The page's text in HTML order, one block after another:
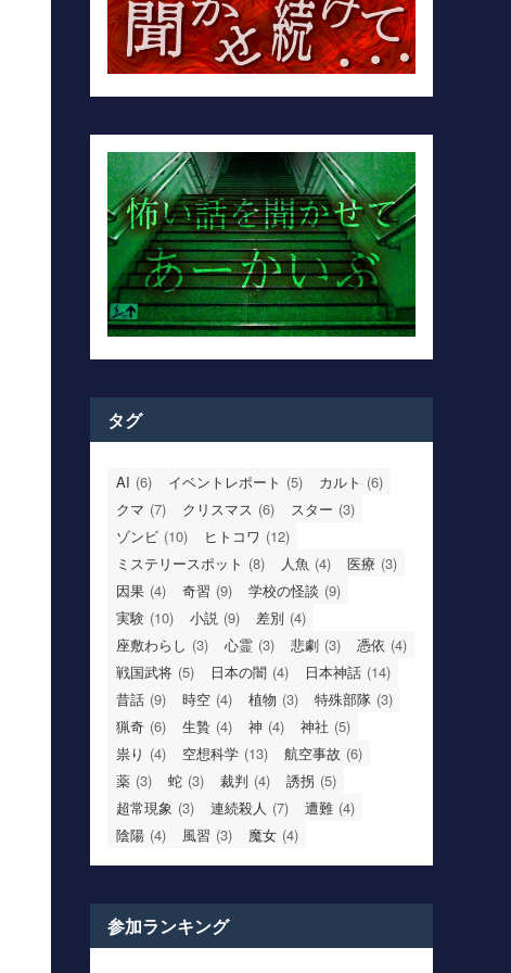
タグ
AI (6) イベントレポート (5) カルト (6)
クマ (7) クリスマス (6) スター (3)
ゾンビ (10) ヒトコワ (12)
ミステリースポット (8) 人魚 (4) 医療 (3)
因果 (4) 奇習 (9) 学校の怪談 (9)
実験 (10) 小説 (9) 差別 (4)
座敷わらし (3) 心霊 (3) 悲劇 (3) 憑依 (4)
戦国武将 (5) 日本の闇 (4) 日本神話 (14)
昔話 (9) 時空 (4) 植物 (3) 特殊部隊 (3)
猟奇 (6) 生贄 (4) 神 (4) 神社 (5)
祟り (4) 空想科学 (13) 航空事故 (6)
薬 (3) 蛇 (3) 裁判 (4) 誘拐 (5)
超常現象 (3) 連続殺人 (7) 遭難 (4)
陰陽 (4) 風習 (3) 魔女 (4)
参加ランキング